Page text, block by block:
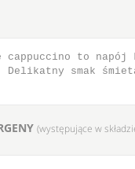
cappuccino to napój
Delikatny smak
(występujące w